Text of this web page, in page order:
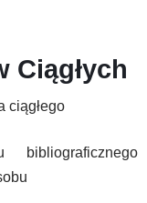
Ciągłych
ciągłego